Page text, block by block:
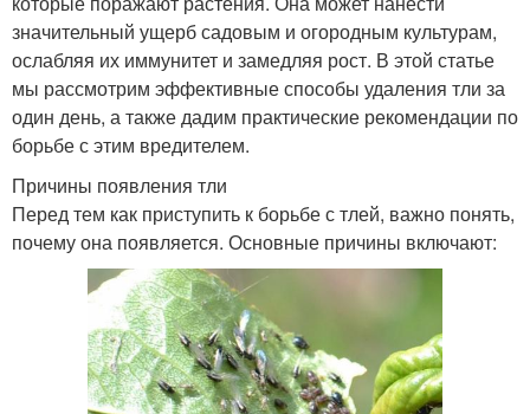
значительный ущерб садовым и огородным культурам,
ослабляя их иммунитет и замедляя рост. В этой статье
мы рассмотрим эффективные способы удаления тли за
один день, а также дадим практические рекомендации по
борьбе с этим вредителем.
Причины появления тли
Перед тем как приступить к борьбе с тлей, важно понять,
почему она появляется. Основные причины включают: